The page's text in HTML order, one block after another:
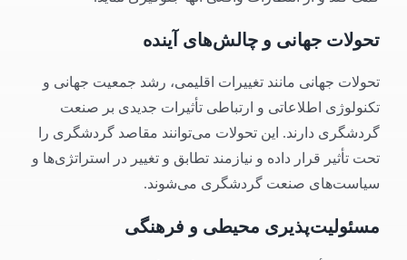
تحولات جهانی و چالش‌های آینده
تحولات جهانی مانند تغییرات اقلیمی، رشد جمعیت جهانی و
تکنولوژی اطلاعاتی و ارتباطی تأثیرات جدیدی بر صنعت
گردشگری دارند. این تحولات می‌توانند مقاصد گردشگری را
تحت تأثیر قرار داده و نیازمند تطابق و تغییر در استراتژی‌ها و
سیاست‌های صنعت گردشگری می‌شوند.
مسئولیت‌پذیری محیطی و فرهنگی